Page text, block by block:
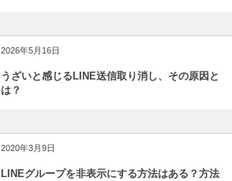
2026年5月16日
うざいと感じるLINE送信取り消し、その原因と
は？
2020年3月9日
LINEグループを非表示にする方法はある？方法